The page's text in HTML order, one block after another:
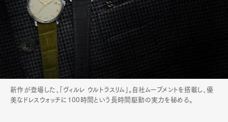
新作が登場した、「ヴィルレ ウルトラスリム」。自社ムーブメントを搭載し、優
美なドレスウォッチに100時間という長時間駆動の実力を秘める。